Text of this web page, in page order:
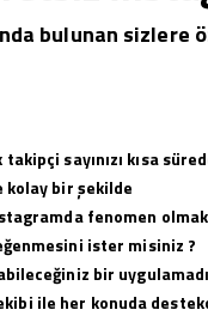
bulunan sizlere
sayınızı kısa
bir şekilde
fenomen
ister misiniz ?
bir
ile her konuda